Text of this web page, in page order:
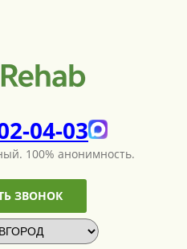
04-03
100% анонимность.
ЗВОНОК